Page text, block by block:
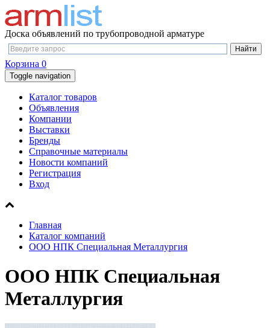
Доска объявлений по трубопроводной арматуре
Корзина 0
Toggle navigation
Каталог товаров
Объявления
Компании
Выставки
Бренды
Справочные материалы
Новости компаний
Регистрация
Вход
Главная
Каталог компаний
ООО НПК Специальная Металлургия
ООО НПК Специальная
Металлургия